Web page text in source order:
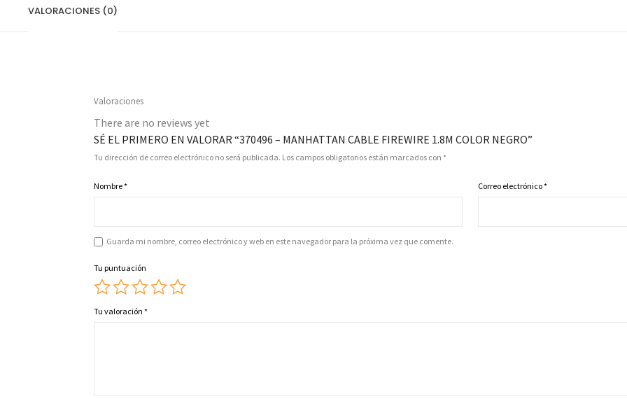
VALORACIONES (0)
Valoraciones
There are no reviews yet
SÉ EL PRIMERO EN VALORAR “370496 – MANHATTAN CABLE FIREWIRE 1.8M COLOR NEGRO”
Tu dirección de correo electrónico no será publicada. Los campos obligatorios están marcados con *
Nombre* Correo electrónico*
Guarda mi nombre, correo electrónico y web en este navegador para la próxima vez que comente.
Tu puntuación
Tu valoración*